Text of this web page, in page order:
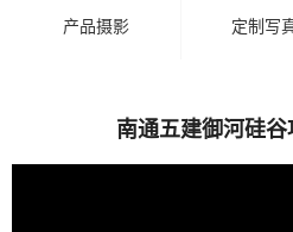
产品摄影 定制写
南通五建御河硅